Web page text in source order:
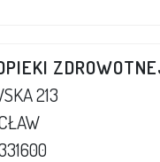
213